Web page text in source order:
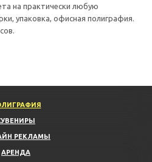
на практически любую
упаковка, офисная полиграфия.
РЕКЛАМЫ
АРЕНДА